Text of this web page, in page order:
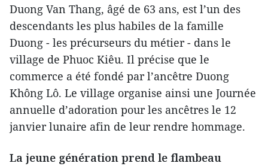
Duong Van Thang, âgé de 63 ans, est l’un des
descendants les plus habiles de la famille
Duong - les précurseurs du métier - dans le
village de Phuoc Kiêu. Il précise que le
commerce a été fondé par l’ancêtre Duong
Không Lô. Le village organise ainsi une Journée
annuelle d’adoration pour les ancêtres le 12
janvier lunaire afin de leur rendre hommage.
La jeune génération prend le flambeau